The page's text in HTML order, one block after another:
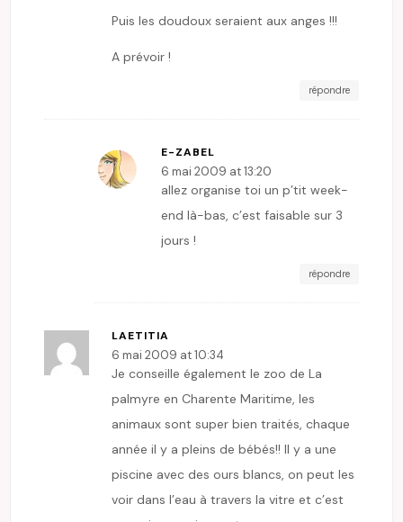
Puis les doudoux seraient aux anges !!!
A prévoir !
répondre
E-ZABEL
6 mai 2009 at 13:20
allez organise toi un p’tit week-
end là-bas, c’est faisable sur 3
jours !
répondre
LAETITIA
6 mai 2009 at 10:34
Je conseille également le zoo de La
palmyre en Charente Maritime, les
animaux sont super bien traités, chaque
année il y a pleins de bébés!! Il y a une
piscine avec des ours blancs, on peut les
voir dans l’eau à travers la vitre et c’est